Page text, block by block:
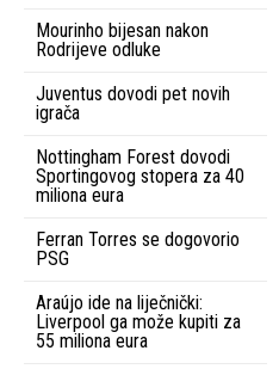
Mourinho bijesan nakon
Rodrijeve odluke
Juventus dovodi pet novih
igrača
Nottingham Forest dovodi
Sportingovog stopera za 40
miliona eura
Ferran Torres se dogovorio
PSG
Araújo ide na liječnički:
Liverpool ga može kupiti za
55 miliona eura